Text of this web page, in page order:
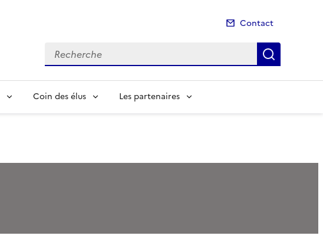
Contact
Recherche
Coin des élus Les partenaires